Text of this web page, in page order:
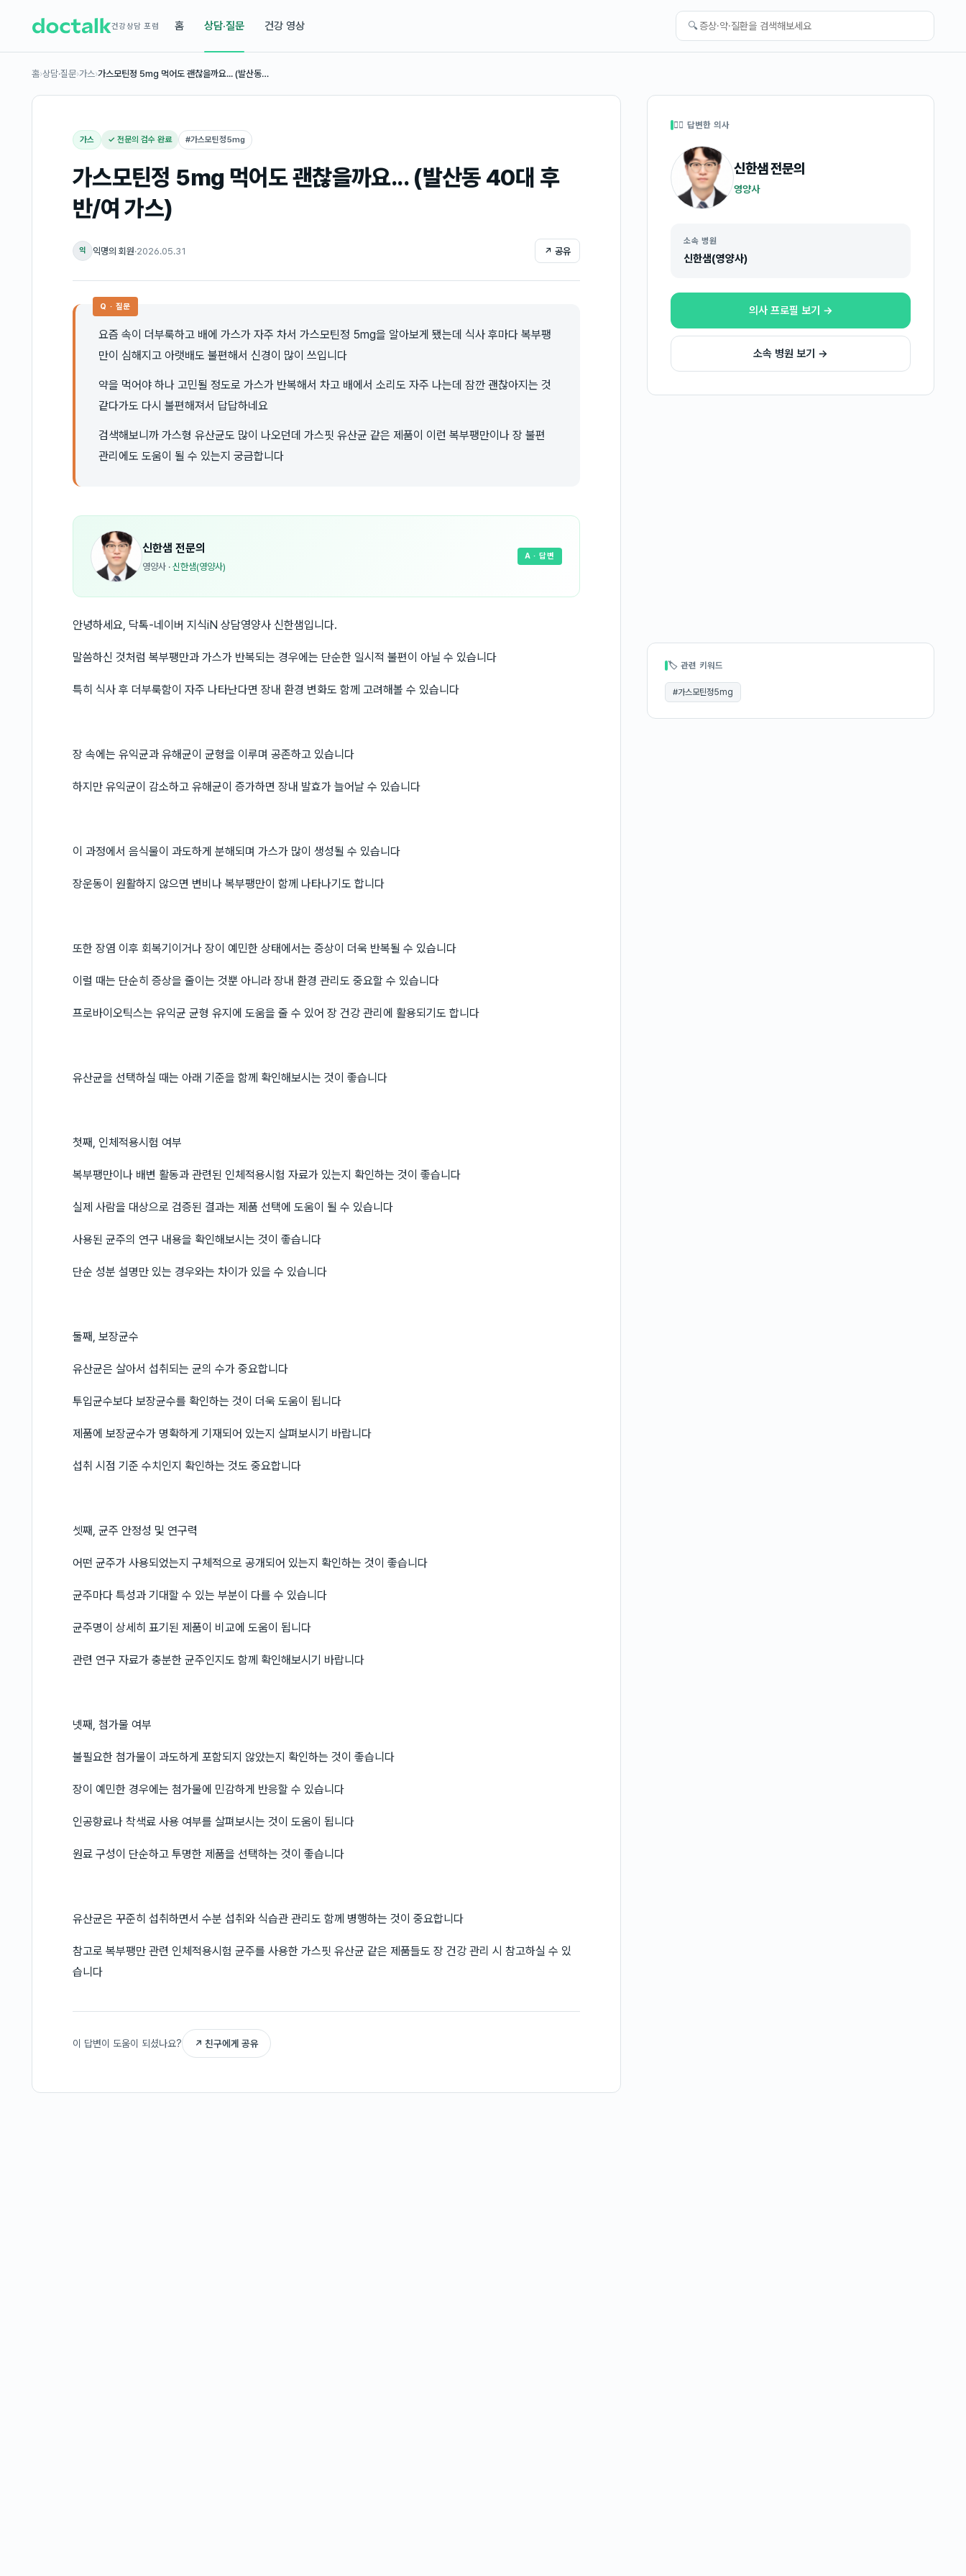
건강상담 포럼 홈 상담·질문 건강 영상 🔍
홈›상담·질문›가스›가스모틴정 5mg 먹어도 괜찮을까요... (발산동…
가스 ✓ 전문의 검수 완료 #가스모틴정5mg
가스모틴정 5mg 먹어도 괜찮을까요... (발산동 40대 후
반/여 가스)
익 익명의 회원·2026.05.31 ↗ 공유
Q · 질문
요즘 속이 더부룩하고 배에 가스가 자주 차서 가스모틴정 5mg을 알아보게 됐는데 식사 후마다 복부팽
만이 심해지고 아랫배도 불편해서 신경이 많이 쓰입니다
약을 먹어야 하나 고민될 정도로 가스가 반복해서 차고 배에서 소리도 자주 나는데 잠깐 괜찮아지는 것
같다가도 다시 불편해져서 답답하네요
검색해보니까 가스형 유산균도 많이 나오던데 가스핏 유산균 같은 제품이 이런 복부팽만이나 장 불편
관리에도 도움이 될 수 있는지 궁금합니다
신한샘 전문의
영양사 · 신한샘(영양사)
A · 답변
안녕하세요, 닥톡-네이버 지식iN 상담영양사 신한샘입니다.
말씀하신 것처럼 복부팽만과 가스가 반복되는 경우에는 단순한 일시적 불편이 아닐 수 있습니다
특히 식사 후 더부룩함이 자주 나타난다면 장내 환경 변화도 함께 고려해볼 수 있습니다
장 속에는 유익균과 유해균이 균형을 이루며 공존하고 있습니다
하지만 유익균이 감소하고 유해균이 증가하면 장내 발효가 늘어날 수 있습니다
이 과정에서 음식물이 과도하게 분해되며 가스가 많이 생성될 수 있습니다
장운동이 원활하지 않으면 변비나 복부팽만이 함께 나타나기도 합니다
또한 장염 이후 회복기이거나 장이 예민한 상태에서는 증상이 더욱 반복될 수 있습니다
이럴 때는 단순히 증상을 줄이는 것뿐 아니라 장내 환경 관리도 중요할 수 있습니다
프로바이오틱스는 유익균 균형 유지에 도움을 줄 수 있어 장 건강 관리에 활용되기도 합니다
유산균을 선택하실 때는 아래 기준을 함께 확인해보시는 것이 좋습니다
첫째, 인체적용시험 여부
복부팽만이나 배변 활동과 관련된 인체적용시험 자료가 있는지 확인하는 것이 좋습니다
실제 사람을 대상으로 검증된 결과는 제품 선택에 도움이 될 수 있습니다
사용된 균주의 연구 내용을 확인해보시는 것이 좋습니다
단순 성분 설명만 있는 경우와는 차이가 있을 수 있습니다
둘째, 보장균수
유산균은 살아서 섭취되는 균의 수가 중요합니다
투입균수보다 보장균수를 확인하는 것이 더욱 도움이 됩니다
제품에 보장균수가 명확하게 기재되어 있는지 살펴보시기 바랍니다
섭취 시점 기준 수치인지 확인하는 것도 중요합니다
셋째, 균주 안정성 및 연구력
어떤 균주가 사용되었는지 구체적으로 공개되어 있는지 확인하는 것이 좋습니다
균주마다 특성과 기대할 수 있는 부분이 다를 수 있습니다
균주명이 상세히 표기된 제품이 비교에 도움이 됩니다
관련 연구 자료가 충분한 균주인지도 함께 확인해보시기 바랍니다
넷째, 첨가물 여부
불필요한 첨가물이 과도하게 포함되지 않았는지 확인하는 것이 좋습니다
장이 예민한 경우에는 첨가물에 민감하게 반응할 수 있습니다
인공향료나 착색료 사용 여부를 살펴보시는 것이 도움이 됩니다
원료 구성이 단순하고 투명한 제품을 선택하는 것이 좋습니다
유산균은 꾸준히 섭취하면서 수분 섭취와 식습관 관리도 함께 병행하는 것이 중요합니다
참고로 복부팽만 관련 인체적용시험 균주를 사용한 가스핏 유산균 같은 제품들도 장 건강 관리 시 참고하실 수 있
습니다
이 답변이 도움이 되셨나요? ↗ 친구에게 공유
👩‍⚕️ 답변한 의사
신한샘전문의
영양사
소속 병원
신한샘(영양사)
의사 프로필 보기 →
소속 병원 보기 →
🏷 관련 키워드
#가스모틴정5mg